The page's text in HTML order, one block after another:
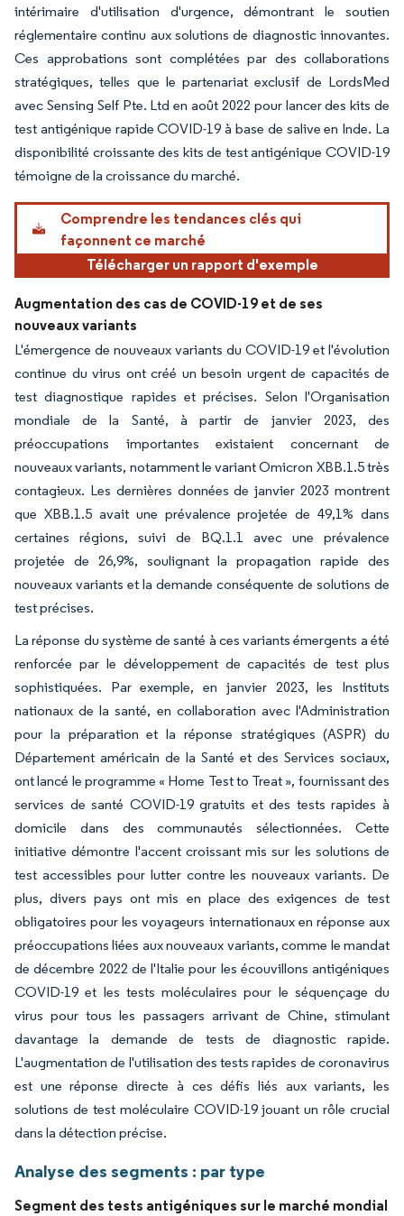
intérimaire d'utilisation d'urgence, démontrant le soutien
réglementaire continu aux solutions de diagnostic innovantes.
Ces approbations sont complétées par des collaborations
stratégiques, telles que le partenariat exclusif de LordsMed
avec Sensing Self Pte. Ltd en août 2022 pour lancer des kits de
test antigénique rapide COVID-19 à base de salive en Inde. La
disponibilité croissante des kits de test antigénique COVID-19
témoigne de la croissance du marché.
Comprendre les tendances clés qui
façonnent ce marché
Télécharger un rapport d'exemple
Augmentation des cas de COVID-19 et de ses
nouveaux variants
L'émergence de nouveaux variants du COVID-19 et l'évolution
continue du virus ont créé un besoin urgent de capacités de
test diagnostique rapides et précises. Selon l'Organisation
mondiale de la Santé, à partir de janvier 2023, des
préoccupations importantes existaient concernant de
nouveaux variants, notamment le variant Omicron XBB.1.5 très
contagieux. Les dernières données de janvier 2023 montrent
que XBB.1.5 avait une prévalence projetée de 49,1% dans
certaines régions, suivi de BQ.1.1 avec une prévalence
projetée de 26,9%, soulignant la propagation rapide des
nouveaux variants et la demande conséquente de solutions de
test précises.
La réponse du système de santé à ces variants émergents a été
renforcée par le développement de capacités de test plus
sophistiquées. Par exemple, en janvier 2023, les Instituts
nationaux de la santé, en collaboration avec l'Administration
pour la préparation et la réponse stratégiques (ASPR) du
Département américain de la Santé et des Services sociaux,
ont lancé le programme « Home Test to Treat », fournissant des
services de santé COVID-19 gratuits et des tests rapides à
domicile dans des communautés sélectionnées. Cette
initiative démontre l'accent croissant mis sur les solutions de
test accessibles pour lutter contre les nouveaux variants. De
plus, divers pays ont mis en place des exigences de test
obligatoires pour les voyageurs internationaux en réponse aux
préoccupations liées aux nouveaux variants, comme le mandat
de décembre 2022 de l'Italie pour les écouvillons antigéniques
COVID-19 et les tests moléculaires pour le séquençage du
virus pour tous les passagers arrivant de Chine, stimulant
davantage la demande de tests de diagnostic rapide.
L'augmentation de l'utilisation des tests rapides de coronavirus
est une réponse directe à ces défis liés aux variants, les
solutions de test moléculaire COVID-19 jouant un rôle crucial
dans la détection précise.
Analyse des segments : par type
Segment des tests antigéniques sur le marché mondial